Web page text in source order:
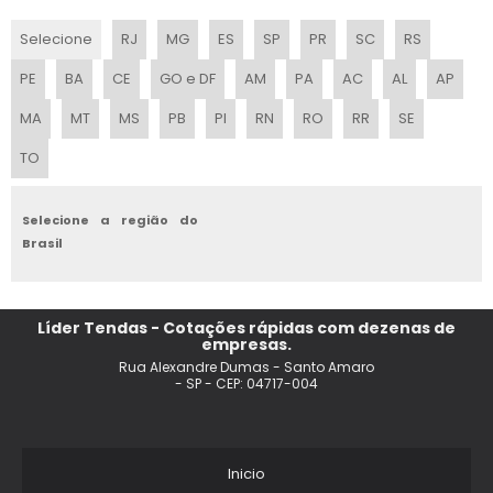
TENDA INFLAVEL PRECO
FABRICA DE TENDAS E TOLDOS
TENDA PARA CASAMENTO
FABRICA DE TENDAS SP
LOCADORA DE TENDAS
TENDA INFLAVEL PARA FEIRAS PROMOCIONAL
Selecione RJ MG ES SP PR SC
RS
PE
BA CE GO e DF AM PA AC AL
AP
MA
MT MS PB PI RN RO RR
SE
TO
Selecione a região do
Brasil
Líder Tendas - Cotações rápidas com dezenas de
empresas.
Rua Alexandre Dumas - Santo Amaro
- SP - CEP: 04717-004
Inicio